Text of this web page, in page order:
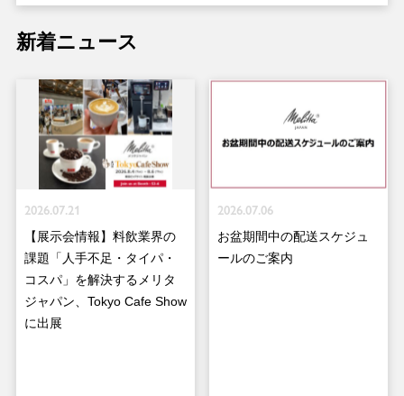
新着ニュース
2026.07.21
【展示会情報】料飲業界の
課題「人手不足・タイパ・
コスパ」を解決するメリタ
ジャパン、Tokyo Cafe Show
に出展
2026.07.06
お盆期間中の配送スケジュ
ールのご案内